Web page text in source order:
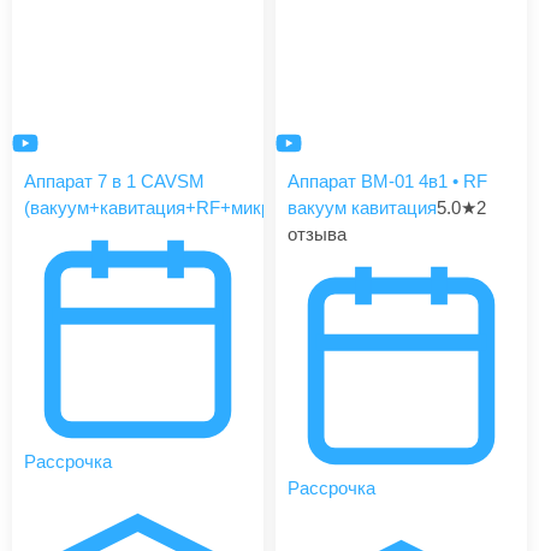
Аппарат 7 в 1 CAVSM
(вакуум+кавитация+RF+микротоки)
Рассрочка
Аппарат BM-01 4в1 • RF
вакуум кавитация5.0★2
отзыва
Рассрочка